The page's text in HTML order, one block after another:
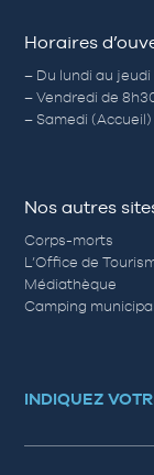
Horaires
– Du lundi au
– Vendredi de
– Samedi (Accueil)
Nos autres
Corps-morts
L’Office de
Médiathèque
Camping municipal
INDIQUEZ